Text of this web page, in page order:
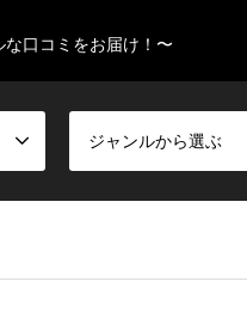
口コミをお届け！〜
ジャンルから選ぶ